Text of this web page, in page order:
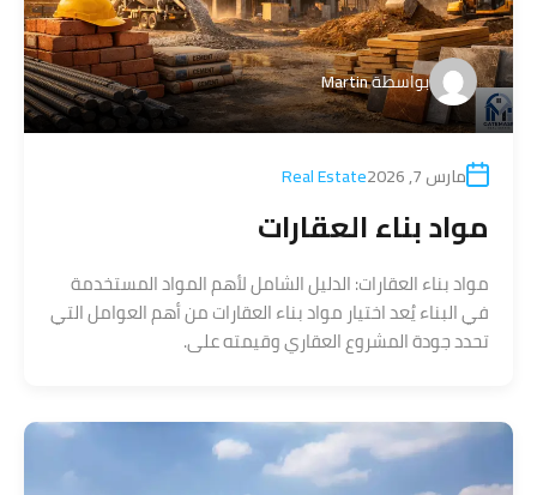
بواسطةMartin
مارس 7, 2026 Real Estate
مواد بناء العقارات
مواد بناء العقارات: الدليل الشامل لأهم المواد المستخدمة
في البناء يُعد اختيار مواد بناء العقارات من أهم العوامل التي
تحدد جودة المشروع العقاري وقيمته على.